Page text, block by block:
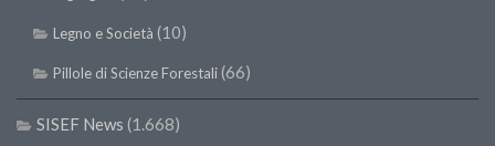
Legno e Società (10)
Pillole di Scienze Forestali(66)
SISEF News (1.668)